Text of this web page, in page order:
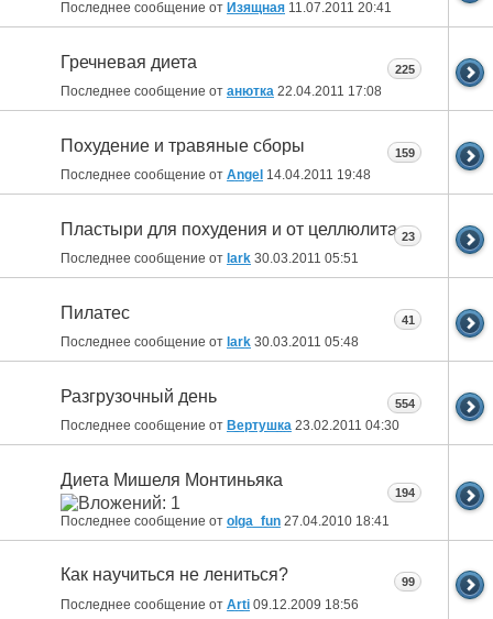
Последнее сообщение от Изящная 11.07.2011 20:41
Гречневая диета
Последнее сообщение от анютка 22.04.2011 17:08
225
Похудение и травяные сборы
Последнее сообщение от Angel 14.04.2011 19:48
159
Пластыри для похудения и от целлюлита
Последнее сообщение от lark 30.03.2011 05:51
23
Пилатес
Последнее сообщение от lark 30.03.2011 05:48
41
Разгрузочный день
Последнее сообщение от Вертушка 23.02.2011 04:30
554
Диета Мишеля Монтиньяка
Последнее сообщение от olga_fun 27.04.2010 18:41
194
Как научиться не лениться?
Последнее сообщение от Arti 09.12.2009 18:56
99